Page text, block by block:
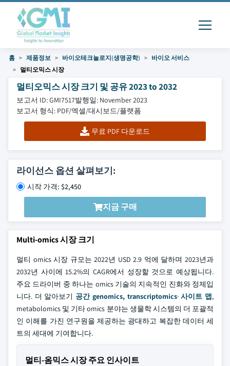
홈 제품정보 바이오테크놀로지(생명공학)
바이오 서비스
멀티오믹스 시장
멀티오믹스 시장 크기 및 공유 2023 to 2032
보고서 ID: GMI7517발행일: November 2023
보고서 형식: PDF/엑셀/대시보드/플랫폼
무료 PDF 다운로드
라이선스 옵션 살펴보기:
시작 가격: $2,450
지금 구매
Multi-omics 시장 크기
멀티 omics 시장 규모는 2022년 USD 2.9 억에 달하며 2023년과
2032년 사이에 15.2%의 CAGR에서 성장할 것으로 예상됩니다.
주요 드라이버 중 하나는 omics 기술의 지속적인 진화와 정제입
니다. 더 알아보기 공간 genomics, transcriptomics·사이트 맵,
metabolomics 및 기타 omics 분야는 생물학 시스템의 더 포괄적
인 이해를 가진 연구원을 제공하는 광대하고 복잡한 데이터 세
트의 세대에 기여합니다.
멀티-옴믹스 시장 주요 인사이트